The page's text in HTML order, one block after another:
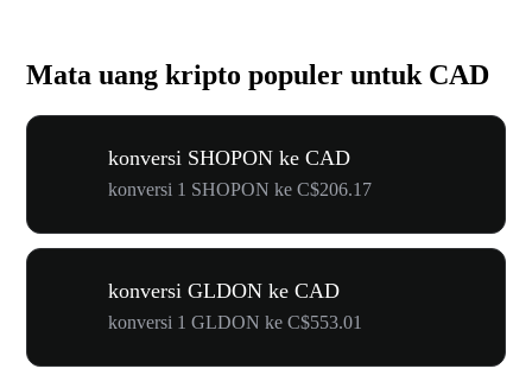
Mata uang kripto populer untuk CAD
konversi SHOPON ke CAD
konversi 1 SHOPON ke C$206.17
konversi GLDON ke CAD
konversi 1 GLDON ke C$553.01